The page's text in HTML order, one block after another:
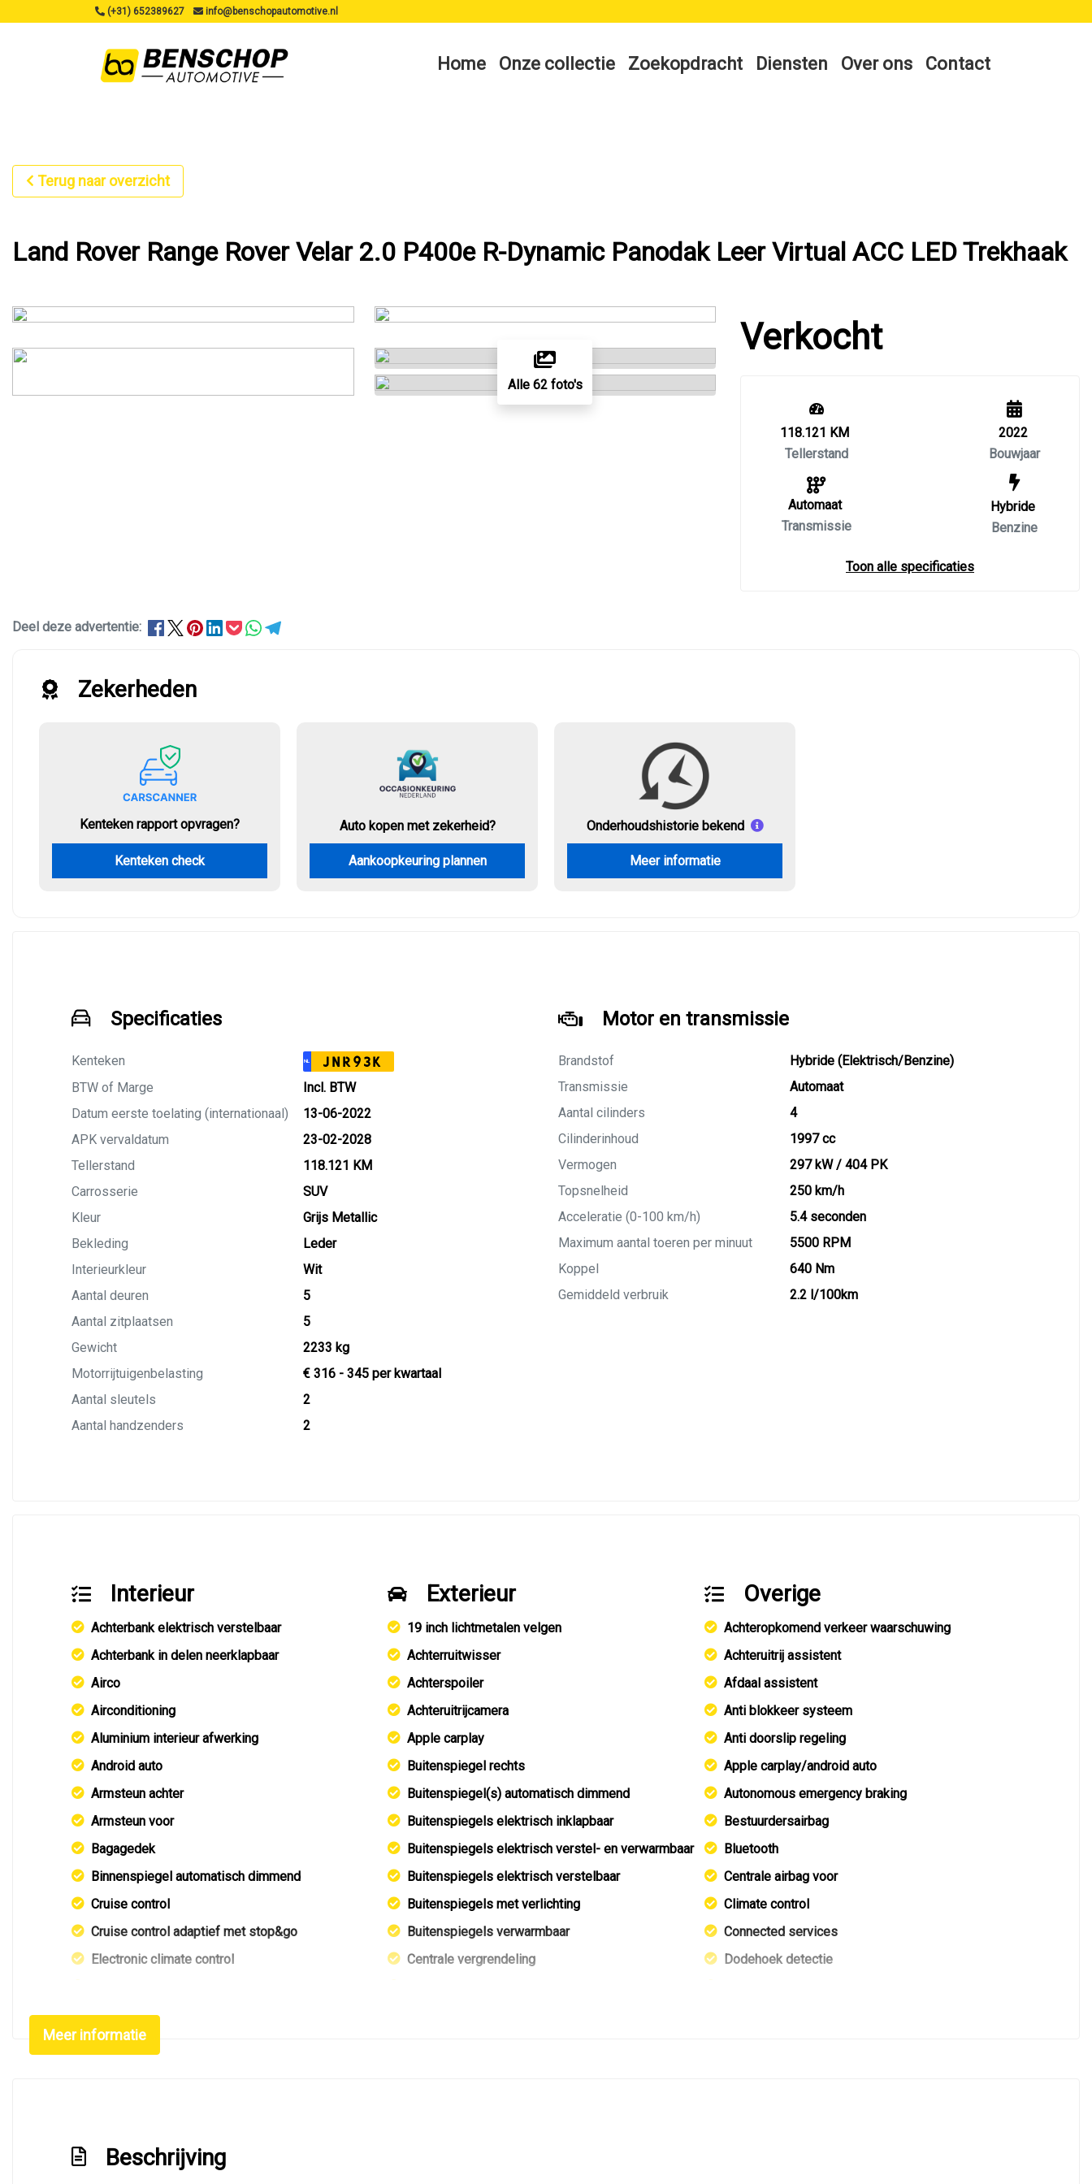
(+31) 652389627 info@benschopautomotive.nl
Home Onze collectie Zoekopdracht Diensten Over ons Contact
Terug naar overzicht
Land Rover Range Rover Velar 2.0 P400e R-Dynamic Panodak Leer Virtual ACC LED Trekhaak
Alle 62 foto's
Verkocht
118.121 KM
Tellerstand
Automaat
Transmissie
2022
Bouwjaar
Hybride
Benzine
Toon alle specificaties
Deel deze advertentie:
Zekerheden
Kenteken rapport opvragen?
Kenteken check
Auto kopen met zekerheid?
Aankoopkeuring plannen
Onderhoudshistorie bekend
Meer informatie
Specificaties
Kenteken NL JNR93K
BTW of Marge
Incl. BTW
Datum eerste toelating (internationaal)
13-06-2022
APK vervaldatum
23-02-2028
Tellerstand
118.121 KM
Carrosserie
SUV
Kleur
Grijs Metallic
Bekleding
Leder
Interieurkleur
Wit
Aantal deuren
5
Aantal zitplaatsen
5
Gewicht
2233 kg
Motorrijtuigenbelasting
€ 316 - 345 per kwartaal
Aantal sleutels
2
Aantal handzenders
2
Motor en transmissie
Brandstof
Hybride (Elektrisch/Benzine)
Transmissie
Automaat
Aantal cilinders
4
Cilinderinhoud
1997 cc
Vermogen
297 kW / 404 PK
Topsnelheid
250 km/h
Acceleratie (0-100 km/h)
5.4 seconden
Maximum aantal toeren per minuut
5500 RPM
Koppel
640 Nm
Gemiddeld verbruik
2.2 l/100km
Interieur
Achterbank elektrisch verstelbaar
Achterbank in delen neerklapbaar
Airco
Airconditioning
Aluminium interieur afwerking
Android auto
Armsteun achter
Armsteun voor
Bagagedek
Binnenspiegel automatisch dimmend
Cruise control
Cruise control adaptief met stop&go
Electronic climate control
Elektrisch verstelb. passagiersstoel met geheugen
Elektrisch verstelbare passagiersstoel
Groot multimedia scherm
Exterieur
19 inch lichtmetalen velgen
Achterruitwisser
Achterspoiler
Achteruitrijcamera
Apple carplay
Buitenspiegel rechts
Buitenspiegel(s) automatisch dimmend
Buitenspiegels elektrisch inklapbaar
Buitenspiegels elektrisch verstel- en verwarmbaar
Buitenspiegels elektrisch verstelbaar
Buitenspiegels met verlichting
Buitenspiegels verwarmbaar
Centrale vergrendeling
Overige
Achteropkomend verkeer waarschuwing
Achteruitrij assistent
Afdaal assistent
Anti blokkeer systeem
Anti doorslip regeling
Apple carplay/android auto
Autonomous emergency braking
Bestuurdersairbag
Bluetooth
Centrale airbag voor
Climate control
Connected services
Dodehoek detectie
Meer informatie
Beschrijving